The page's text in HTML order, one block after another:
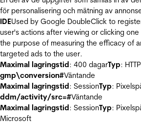
för personalisering och mätning av
IDEUsed by Google DoubleClick to
user's actions after viewing or clicking
the purpose of measuring the efficacy of
targeted ads to the user.
Maximal lagringstid: 400 dagarTyp:
gmp\conversion#Väntande
Maximal lagringstid: SessionTyp:
ddm/activity/src=#Väntande
Maximal lagringstid: SessionTyp:
Microsoft